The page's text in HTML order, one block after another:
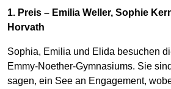
1. Preis – Emilia Weller, Sophie
Horvath
Sophia, Emilia und Elida besuchen
Emmy-Noether-Gymnasiums. Sie
sagen, ein See an Engagement,